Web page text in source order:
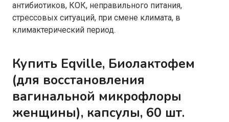
антибиотиков, КОК, неправильного питания,
стрессовых ситуаций, при смене климата, в
климактерический период.
Купить Eqville, Биолактофем
(для восстановления
вагинальной микрофлоры
женщины), капсулы, 60 шт.